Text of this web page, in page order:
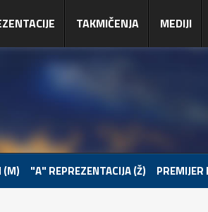
TAKMIČENJA MEDIJI
(M) "A" REPREZENTACIJA (Ž) PREMIJER